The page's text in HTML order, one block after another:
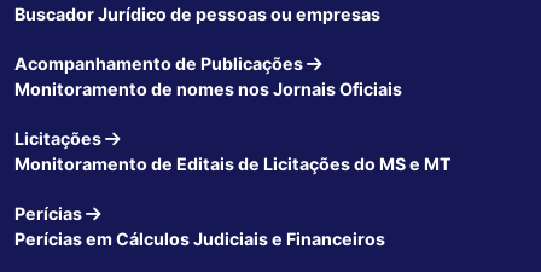
Buscador Jurídico de pessoas ou empresas
Acompanhamento de Publicações
Monitoramento de nomes nos Jornais Oficiais
Licitações
Monitoramento de Editais de Licitações do MS e MT
Perícias
Perícias em Cálculos Judiciais e Financeiros